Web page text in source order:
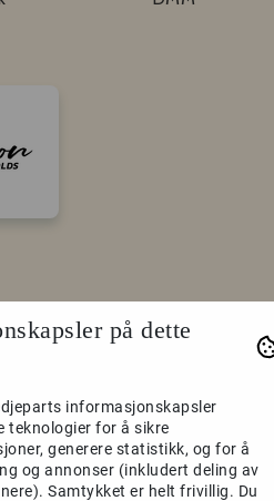
på dette
informasjonskapsler
teknologier for å sikre
generere statistikk, og for å
og annonser (inkludert deling av
Samtykket er helt frivillig. Du